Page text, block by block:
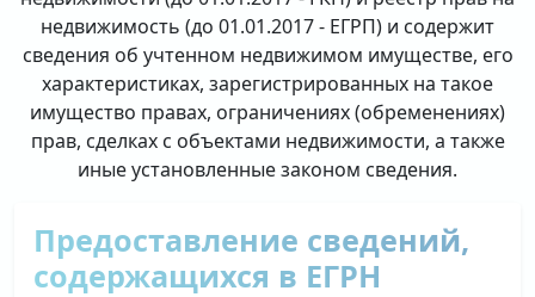
недвижимость (до 01.01.2017 - ЕГРП) и содержит
сведения об учтенном недвижимом имуществе, его
характеристиках, зарегистрированных на такое
имущество правах, ограничениях (обременениях)
прав, сделках с объектами недвижимости, а также
иные установленные законом сведения.
Предоставление сведений,
содержащихся в ЕГРН